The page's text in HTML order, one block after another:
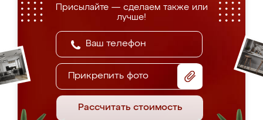
Присылайте — сделаем также или
лучше!
Прикрепить фото
Рассчитать стоимость